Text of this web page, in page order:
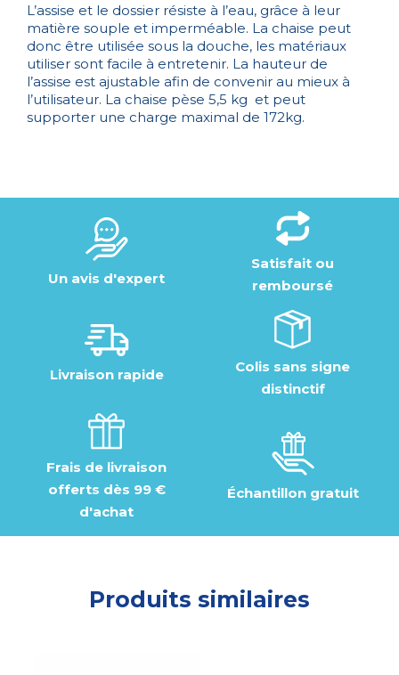
L’assise et le dossier résiste à l’eau, grâce à leur
matière souple et imperméable. La chaise peut
donc être utilisée sous la douche, les matériaux
utiliser sont facile à entretenir. La hauteur de
l’assise est ajustable afin de convenir au mieux à
l’utilisateur. La chaise pèse 5,5 kg et peut
supporter une charge maximal de 172kg.
Un avis d'expert
Satisfait ou
remboursé
Livraison rapide
Colis sans signe
distinctif
Frais de livraison
offerts dès 99 €
d'achat
Échantillon gratuit
Produits similaires